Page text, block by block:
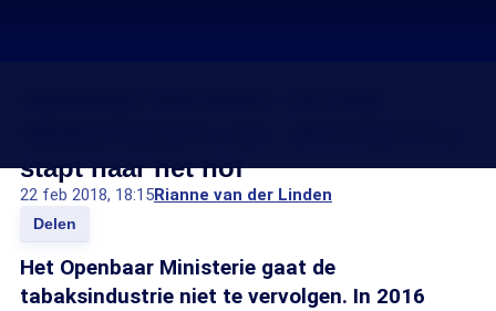
stapt naar het hof
22 feb 2018, 18:15Rianne van der Linden
Delen
Het Openbaar Ministerie gaat de
tabaksindustrie niet te vervolgen. In 2016